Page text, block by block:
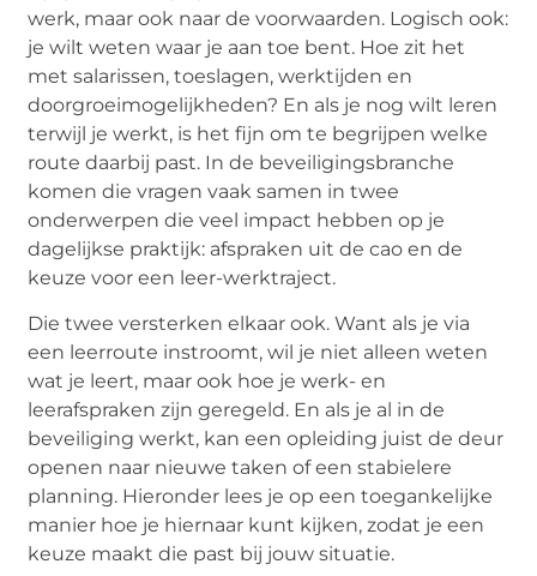
werk, maar ook naar de voorwaarden. Logisch ook:
je wilt weten waar je aan toe bent. Hoe zit het
met salarissen, toeslagen, werktijden en
doorgroeimogelijkheden? En als je nog wilt leren
terwijl je werkt, is het fijn om te begrijpen welke
route daarbij past. In de beveiligingsbranche
komen die vragen vaak samen in twee
onderwerpen die veel impact hebben op je
dagelijkse praktijk: afspraken uit de cao en de
keuze voor een leer-werktraject.
Die twee versterken elkaar ook. Want als je via
een leerroute instroomt, wil je niet alleen weten
wat je leert, maar ook hoe je werk- en
leerafspraken zijn geregeld. En als je al in de
beveiliging werkt, kan een opleiding juist de deur
openen naar nieuwe taken of een stabielere
planning. Hieronder lees je op een toegankelijke
manier hoe je hiernaar kunt kijken, zodat je een
keuze maakt die past bij jouw situatie.